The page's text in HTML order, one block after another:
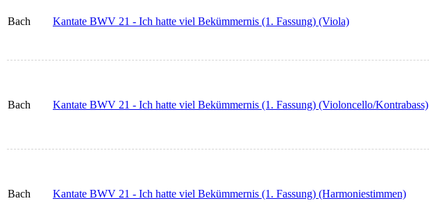
Bach Kantate BWV 21 - Ich hatte viel Bekümmernis (1. Fassung) (Viola)
Bach Kantate BWV 21 - Ich hatte viel Bekümmernis (1. Fassung) (Violoncello/Kontrabass)
Bach Kantate BWV 21 - Ich hatte viel Bekümmernis (1. Fassung) (Harmoniestimmen)